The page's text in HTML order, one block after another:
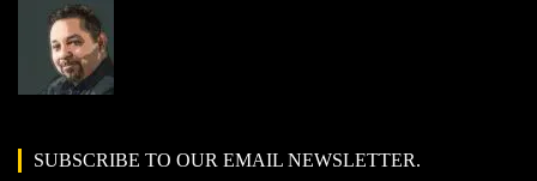
SUBSCRIBE TO OUR EMAIL NEWSLETTER.